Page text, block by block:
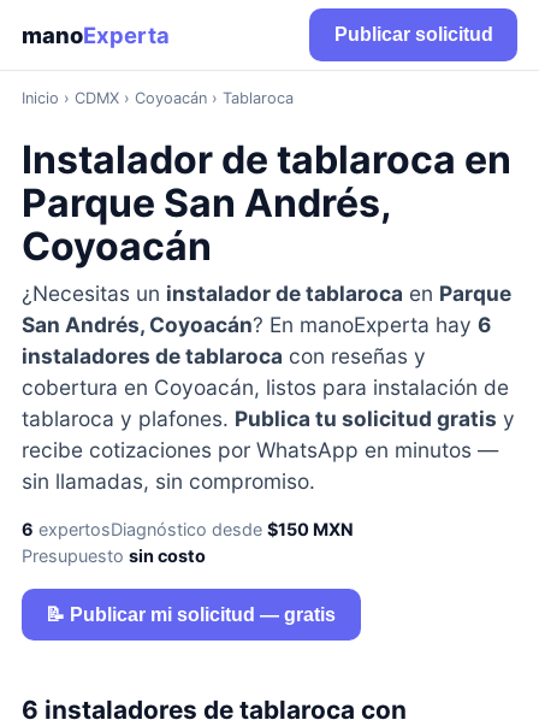
manoExperta Publicar solicitud
Inicio › CDMX› Coyoacán › Tablaroca
Instalador de tablaroca en
Parque San Andrés,
Coyoacán
¿Necesitas un instalador de tablaroca en Parque
San Andrés, Coyoacán? En manoExperta hay 6
instaladores de tablaroca con reseñas y
cobertura en Coyoacán, listos para instalación de
tablaroca y plafones. Publica tu solicitud gratis y
recibe cotizaciones por WhatsApp en minutos —
sin llamadas, sin compromiso.
6 expertosDiagnóstico desde $150 MXN
Presupuesto sin costo
📝 Publicar mi solicitud — gratis
6 instaladores de tablaroca con